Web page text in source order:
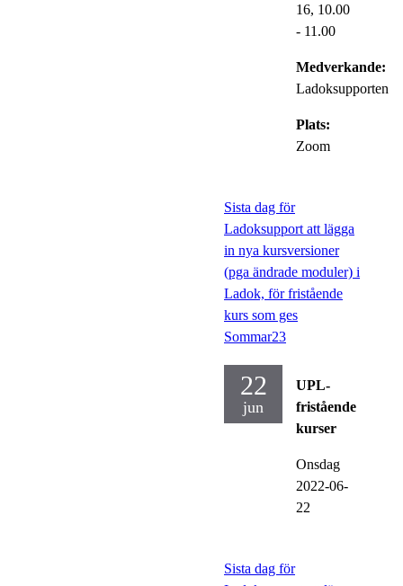
16, 10.00
- 11.00
Medverkande:
Ladoksupporten
Plats:
Zoom
Sista dag för
Ladoksupport att lägga
in nya kursversioner
(pga ändrade moduler) i
Ladok, för fristående
kurs som ges
Sommar23
22
jun
UPL-
fristående
kurser
Onsdag
2022-06-
22
Sista dag för